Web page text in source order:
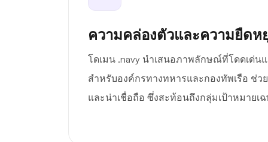
ความคล่องตัวและความยืดห
โดเมน .navy นำเสนอภาพลักษณ์ที่โดดเด่น
สำหรับองค์กรทางทหารและกองทัพเรือ ช่
และน่าเชื่อถือ ซึ่งสะท้อนถึงกลุ่มเป้าหมายเ